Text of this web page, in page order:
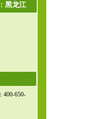
黑龙江
650-